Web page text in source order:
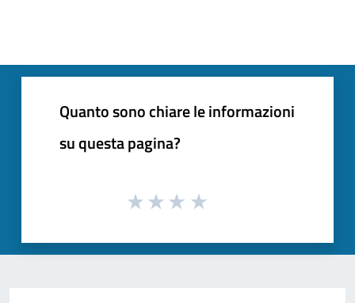
Quanto sono chiare le informazioni
su questa pagina?